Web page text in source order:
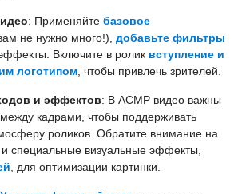
: Применяйте базовое
не нужно много!), добавьте фильтры
Включите в ролик вступление и
логотипом, чтобы привлечь зрителей.
и эффектов: В АСМР видео важны
кадрами, чтобы поддерживать
роликов. Обратите внимание на
специальные визуальные эффекты,
, для оптимизации картинки.